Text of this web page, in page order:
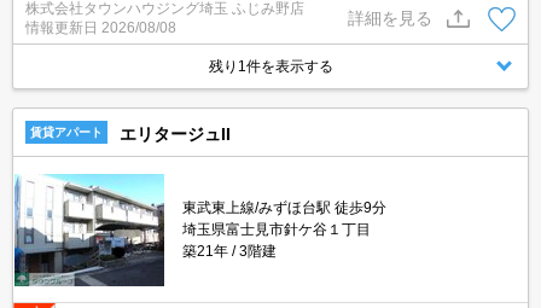
株式会社タウンハウジング埼玉 ふじみ野店
情報更新日 2026/08/08
詳細を見る
残り1件を表示する
賃貸アパート エリタージュII
東武東上線/みずほ台駅 徒歩9分
埼玉県富士見市針ケ谷１丁目
築21年
3階建